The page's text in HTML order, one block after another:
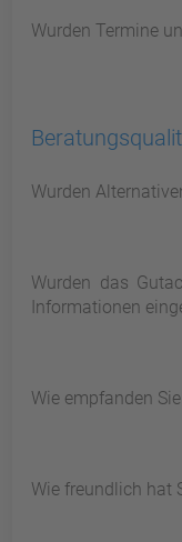
Wurden Termine
Wurden
Wurden das
Informationen
Wie empfanden
Wie freundlich hat